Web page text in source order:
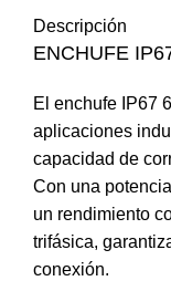
Descripción
ENCHUFE
El enchufe IP67
aplicaciones
capacidad de
Con una
un rendimiento
trifásica,
conexión.